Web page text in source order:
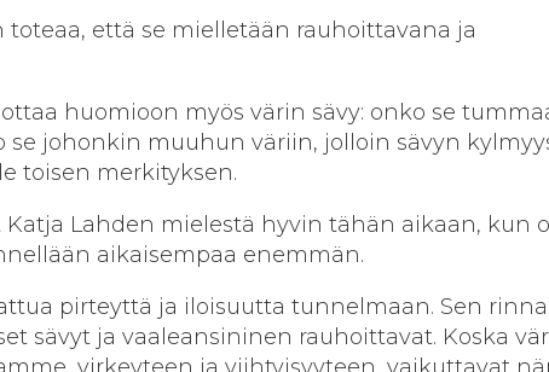
toteaa, että se mielletään rauhoittavana ja
huomioon myös värin sävy: onko se
se johonkin muuhun väriin, jolloin sävyn
toisen merkityksen.
Katja Lahden mielestä hyvin tähän aikaan, kun
aikaisempaa enemmän.
pirteyttä ja iloisuutta tunnelmaan. Sen
sävyt ja vaaleansininen rauhoittavat. Koska
virkeyteen ja viihtyisyyteen, vaikuttavat